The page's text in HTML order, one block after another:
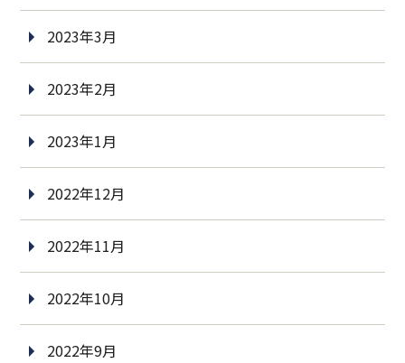
2023年3月
2023年2月
2023年1月
2022年12月
2022年11月
2022年10月
2022年9月